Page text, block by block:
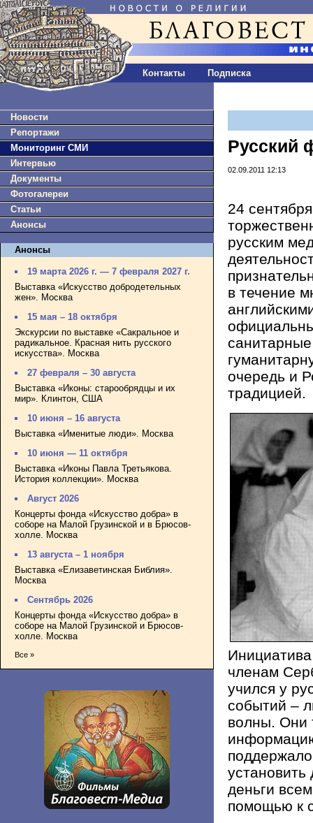
Контакты Подписка
Новости
Репортажи
Мониторинг СМИ
Интервью
Документы
Фотогалереи
Статьи
Анонсы
Анонсы
19 марта 2026 г. — 7 февраля 2027 г.
Выставка «Искусство добродетельных
жен». Москва
15 мая – 18 октября
Экскурсии по выставке «Сакральное и
радикальное. Красная нить русского
искусства». Москва
27 февраля – 30 августа
Выставка «Иконы: старообрядцы и их
мир». Клинтон, США
10 июня – 16 августа
Выставка «Именитые люди». Москва
10 июня — 11 октября
Выставка «Иконы Павла Третьякова.
История коллекции». Москва
Август 2026
Концерты фонда «Искусство добра» в
соборе на Малой Грузинской и в Брюсов-
холле. Москва
13 августа – 1 ноября
Выставка «Елизаветинская Библия».
Москва
Сентябрь 2026
Концерты фонда «Искусство добра» в
соборе на Малой Грузинской и Брюсов-
холле. Москва
Все »
Русский
02.09.2011 12:13
24
русским
в течение
очередь и
традицией.
членам
учился у
событий –
волны. Они
деньги
помощью к